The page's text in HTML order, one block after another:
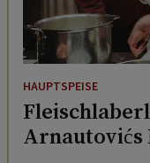
HAUPTSPEISE
Arnautovićs